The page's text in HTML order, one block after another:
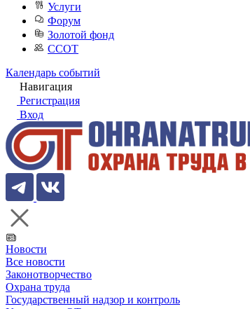
Услуги
Форум
Золотой фонд
ССОТ
Календарь событий
Навигация
Регистрация
Вход
Новости
Все новости
Законотворчество
Охрана труда
Государственный надзор и контроль